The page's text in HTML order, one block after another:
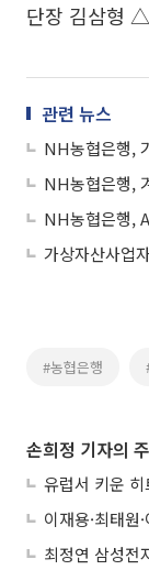
단장 김삼형
관련 뉴스
NH농협은행,
NH농협은행,
가상자산사업
#농협은행
손희정 기자의